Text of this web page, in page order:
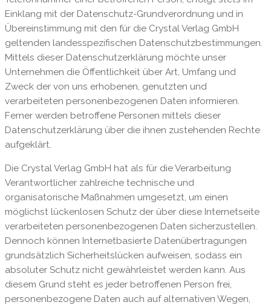
Einklang mit der Datenschutz-Grundverordnung und in
Übereinstimmung mit den für die Crystal Verlag GmbH
geltenden landesspezifischen Datenschutzbestimmungen.
Mittels dieser Datenschutzerklärung möchte unser
Unternehmen die Öffentlichkeit über Art, Umfang und
Zweck der von uns erhobenen, genutzten und
verarbeiteten personenbezogenen Daten informieren.
Ferner werden betroffene Personen mittels dieser
Datenschutzerklärung über die ihnen zustehenden Rechte
aufgeklärt.
Die Crystal Verlag GmbH hat als für die Verarbeitung
Verantwortlicher zahlreiche technische und
organisatorische Maßnahmen umgesetzt, um einen
möglichst lückenlosen Schutz der über diese Internetseite
verarbeiteten personenbezogenen Daten sicherzustellen.
Dennoch können Internetbasierte Datenübertragungen
grundsätzlich Sicherheitslücken aufweisen, sodass ein
absoluter Schutz nicht gewährleistet werden kann. Aus
diesem Grund steht es jeder betroffenen Person frei,
personenbezogene Daten auch auf alternativen Wegen,